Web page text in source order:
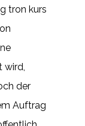
tron kurs
wird,
der
Auftrag